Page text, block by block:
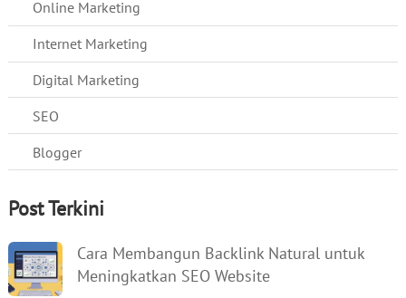
Online Marketing
Internet Marketing
Digital Marketing
SEO
Blogger
Post Terkini
Cara Membangun Backlink Natural untuk
Meningkatkan SEO Website